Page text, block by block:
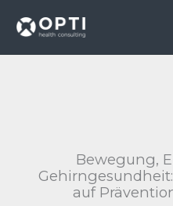
content
Bewegung,
auf